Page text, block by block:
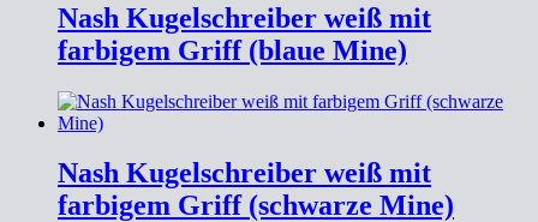
Nash Kugelschreiber weiß mit
farbigem Griff (blaue Mine)
Nash Kugelschreiber weiß mit
farbigem Griff (schwarze Mine)